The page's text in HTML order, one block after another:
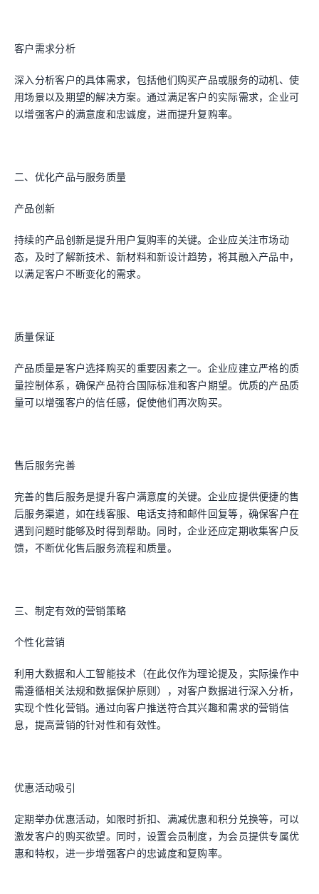
客户需求分析
深入分析客户的具体需求，包括他们购买产品或服务的动机、使
用场景以及期望的解决方案。通过满足客户的实际需求，企业可
以增强客户的满意度和忠诚度，进而提升复购率。
二、优化产品与服务质量
产品创新
持续的产品创新是提升用户复购率的关键。企业应关注市场动
态，及时了解新技术、新材料和新设计趋势，将其融入产品中，
以满足客户不断变化的需求。
质量保证
产品质量是客户选择购买的重要因素之一。企业应建立严格的质
量控制体系，确保产品符合国际标准和客户期望。优质的产品质
量可以增强客户的信任感，促使他们再次购买。
售后服务完善
完善的售后服务是提升客户满意度的关键。企业应提供便捷的售
后服务渠道，如在线客服、电话支持和邮件回复等，确保客户在
遇到问题时能够及时得到帮助。同时，企业还应定期收集客户反
馈，不断优化售后服务流程和质量。
三、制定有效的营销策略
个性化营销
利用大数据和人工智能技术（在此仅作为理论提及，实际操作中
需遵循相关法规和数据保护原则），对客户数据进行深入分析，
实现个性化营销。通过向客户推送符合其兴趣和需求的营销信
息，提高营销的针对性和有效性。
优惠活动吸引
定期举办优惠活动，如限时折扣、满减优惠和积分兑换等，可以
激发客户的购买欲望。同时，设置会员制度，为会员提供专属优
惠和特权，进一步增强客户的忠诚度和复购率。